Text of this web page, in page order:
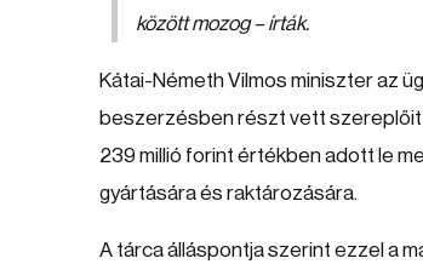
között mozog – írták.
Kátai-Németh Vilmos miniszter az
beszerzésben részt vett szereplőit
239 millió forint értékben adott le
gyártására és raktározására.
A tárca álláspontja szerint ezzel a